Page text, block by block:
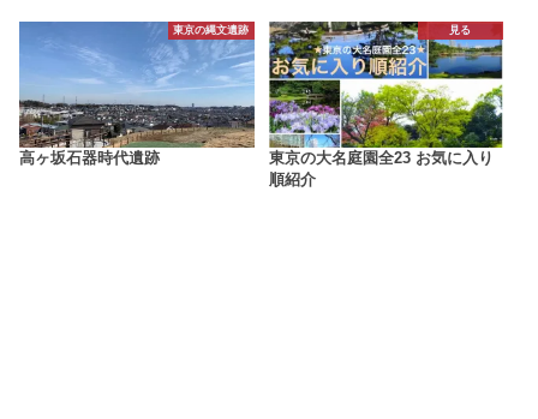
東京の縄文遺跡
高ヶ坂石器時代遺跡
見る
東京の大名庭園全23 お気に入り
順紹介